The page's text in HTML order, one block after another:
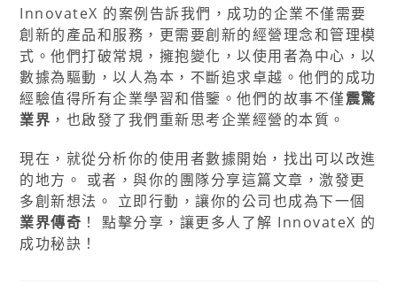
InnovateX 的案例告訴我們，成功的企業不僅需要
創新的產品和服務，更需要創新的經營理念和管理模
式。他們打破常規，擁抱變化，以使用者為中心，以
數據為驅動，以人為本，不斷追求卓越。他們的成功
經驗值得所有企業學習和借鑒。他們的故事不僅震驚
業界 ，也啟發了我們重新思考企業經營的本質。
現在，就從分析你的使用者數據開始，找出可以改進
的地方。 或者，與你的團隊分享這篇文章，激發更
多創新想法。 立即行動，讓你的公司也成為下一個
業界傳奇 ！ 點擊分享，讓更多人了解 InnovateX 的
成功秘訣！